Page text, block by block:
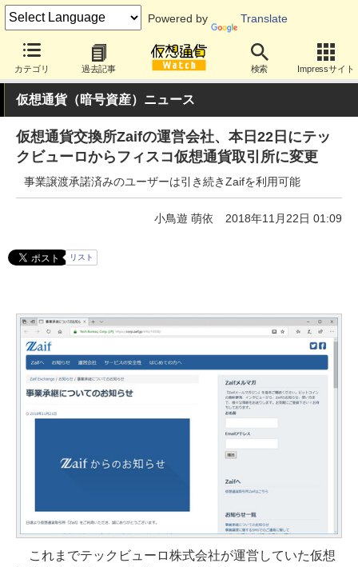
Powered by Translate
カテゴリ 過去記事 検索 Impressサイト
仮想通貨（暗号資産）ニュース
仮想通貨交換所Zaifの運営会社、本日22日にテッ
クビューロからフィスコ仮想通貨取引所に変更
事業譲渡承諾済みのユーザーは引き続きZaifを利用可能
小鳥遊 萌依 2018年11月22日 01:09
リスト
これまでテックビューロ株式会社が運営していた仮想